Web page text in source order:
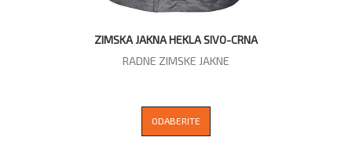
ZIMSKA JAKNA HEKLA SIVO-CRNA
RADNE ZIMSKE JAKNE
ODABERITE